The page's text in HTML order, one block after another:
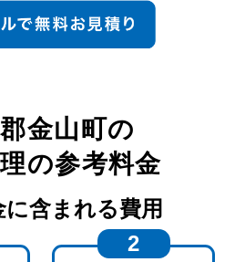
金山町の
の参考料金
に含まれる費用
2